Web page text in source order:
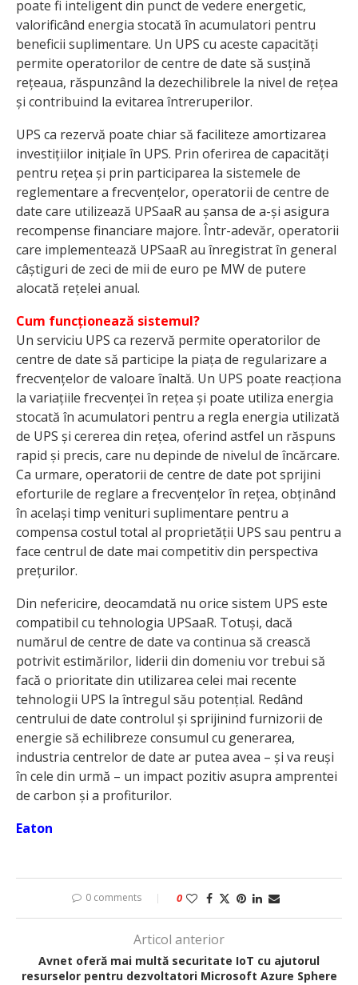
poate fi inteligent din punct de vedere energetic,
valorificând energia stocată în acumulatori pentru
beneficii suplimentare. Un UPS cu aceste capacități
permite operatorilor de centre de date să susțină
rețeaua, răspunzând la dezechilibrele la nivel de rețea
și contribuind la evitarea întreruperilor.
UPS ca rezervă poate chiar să faciliteze amortizarea
investițiilor inițiale în UPS. Prin oferirea de capacități
pentru rețea și prin participarea la sistemele de
reglementare a frecvențelor, operatorii de centre de
date care utilizează UPSaaR au șansa de a-și asigura
recompense financiare majore. Într-adevăr, operatorii
care implementează UPSaaR au înregistrat în general
câștiguri de zeci de mii de euro pe MW de putere
alocată rețelei anual.
Cum funcționează sistemul?
Un serviciu UPS ca rezervă permite operatorilor de
centre de date să participe la piața de regularizare a
frecvențelor de valoare înaltă. Un UPS poate reacționa
la variațiile frecvenței în rețea și poate utiliza energia
stocată în acumulatori pentru a regla energia utilizată
de UPS și cererea din rețea, oferind astfel un răspuns
rapid și precis, care nu depinde de nivelul de încărcare.
Ca urmare, operatorii de centre de date pot sprijini
eforturile de reglare a frecvențelor în rețea, obținând
în același timp venituri suplimentare pentru a
compensa costul total al proprietății UPS sau pentru a
face centrul de date mai competitiv din perspectiva
prețurilor.
Din nefericire, deocamdată nu orice sistem UPS este
compatibil cu tehnologia UPSaaR. Totuși, dacă
numărul de centre de date va continua să crească
potrivit estimărilor, liderii din domeniu vor trebui să
facă o prioritate din utilizarea celei mai recente
tehnologii UPS la întregul său potențial. Redând
centrului de date controlul și sprijinind furnizorii de
energie să echilibreze consumul cu generarea,
industria centrelor de date ar putea avea – și va reuși
în cele din urmă – un impact pozitiv asupra amprentei
de carbon și a profiturilor.
Eaton
0 comments 0
Articol anterior
Avnet oferă mai multă securitate IoT cu ajutorul
resurselor pentru dezvoltatori Microsoft Azure Sphere